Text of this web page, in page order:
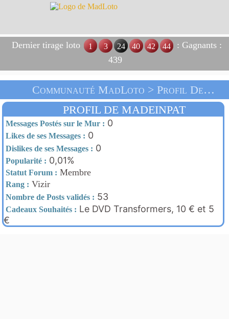
Dernier tirage loto 1 3 24 40 42 44
: Gagnants :
439
Communauté MadLoto > Profil De Madeinpat > Accueil
PROFIL DE MADEINPAT
Messages Postés sur le Mur : 0
Likes de ses Messages : 0
Dislikes de ses Messages : 0
Popularité : 0,01%
Statut Forum : Membre
Rang : Vizir
Nombre de Posts validés : 53
Cadeaux Souhaités : Le DVD Transformers, 10 € et 5
€